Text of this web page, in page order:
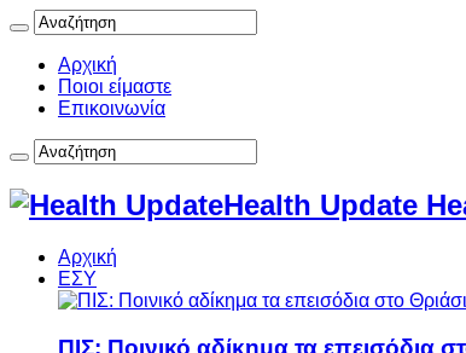
Αρχική
Ποιοι είμαστε
Επικοινωνία
Health Update
Αρχική
ΕΣΥ
ΠΙΣ: Ποινικό αδίκημα τα επεισόδια